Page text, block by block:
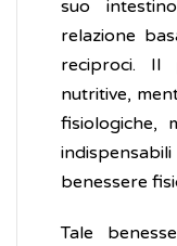
suo
relazione
reciproci. Il
nutritive,
fisiologiche,
benessere
Tale